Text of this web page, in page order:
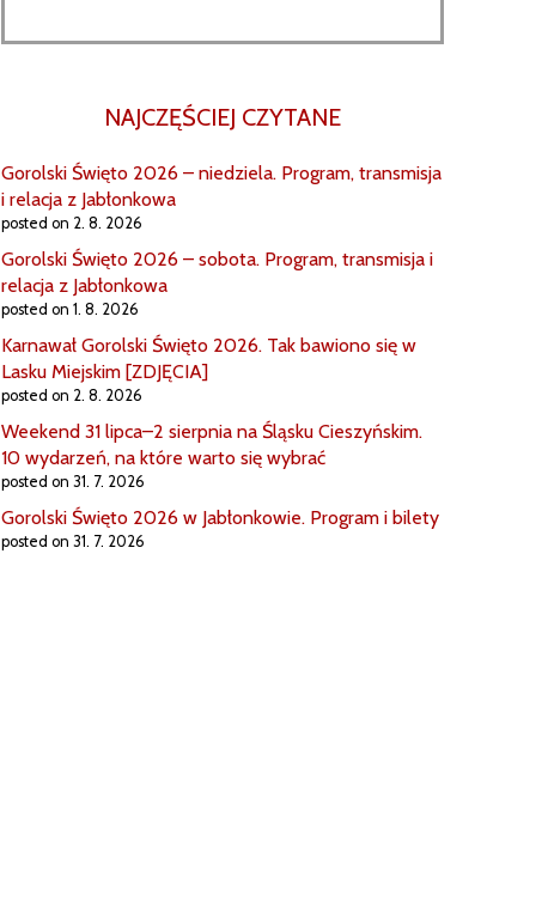
NAJCZĘŚCIEJ CZYTANE
Gorolski Święto 2026 – niedziela. Program, transmisja
i relacja z Jabłonkowa
posted on 2. 8. 2026
Gorolski Święto 2026 – sobota. Program, transmisja i
relacja z Jabłonkowa
posted on 1. 8. 2026
Karnawał Gorolski Święto 2026. Tak bawiono się w
Lasku Miejskim [ZDJĘCIA]
posted on 2. 8. 2026
Weekend 31 lipca–2 sierpnia na Śląsku Cieszyńskim.
10 wydarzeń, na które warto się wybrać
posted on 31. 7. 2026
Gorolski Święto 2026 w Jabłonkowie. Program i bilety
posted on 31. 7. 2026